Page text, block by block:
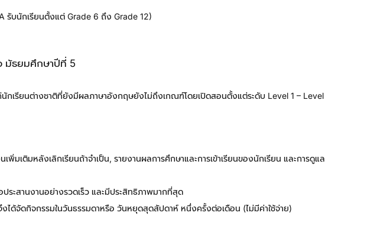
รับนักเรียนตั้งแต่ Grade 6 ถึง Grade 12)
มัธยมศึกษาปีที่ 5
เรียนต่างชาติที่ยังมีผลภาษาอังกฤษยังไม่ถึงเกณฑ์โดยเปิดสอนตั้งแต่ระดับ Level 1 – Level
มเติมหลังเลิกเรียนถ้าจำเป็น, รายงานผลการศึกษาและการเข้าเรียนของนักเรียน และการดูแล
ระสานงานอย่างรวดเร็ว และมีประสิทธิภาพมากที่สุด
ได้จัดกิจกรรมในวันธรรมดาหรือ วันหยุดสุดสัปดาห์ หนึ่งครั้งต่อเดือน (ไม่มีค่าใช้จ่าย)